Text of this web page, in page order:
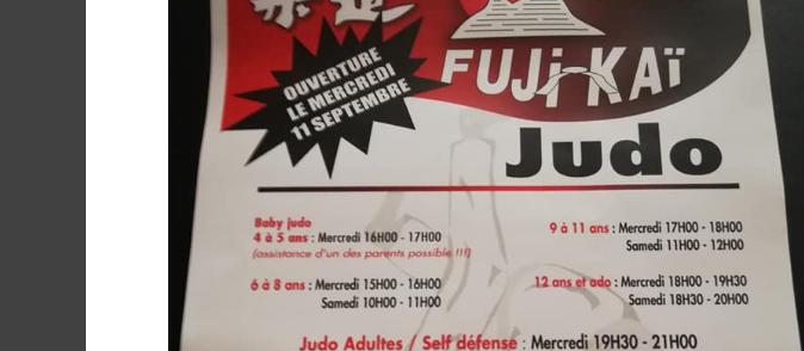
Historique 2016-2017
Historique 2015-2016